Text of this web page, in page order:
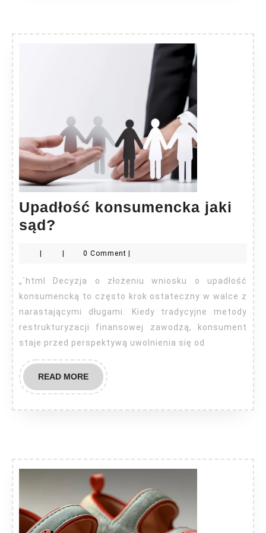
Upadłość konsumencka jaki
sąd?
jaki
sąd?
| | 0 Comment |
„`html Decyzja o złożeniu wniosku o upadłość
konsumencką to często krok ostateczny w walce z
narastającymi długami. Kiedy tradycyjne metody
restrukturyzacji finansowej zawodzą, konsument
staje przed perspektywą uwolnienia się od
READ MOREREAD
MORE